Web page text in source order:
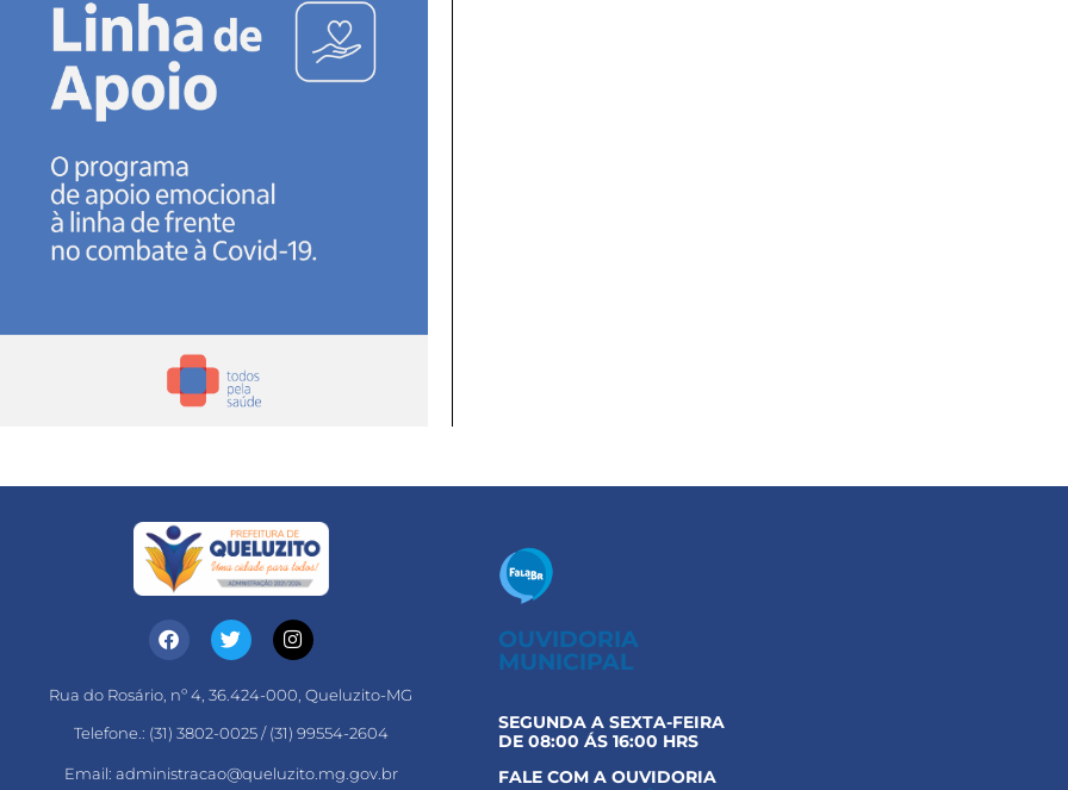
Rua do Rosário, nº 4, 36.424-000, Queluzito-MG
Telefone.: (31) 3802-0025 / (31) 99554-2604
Email: administracao@queluzito.mg.gov.br
OUVIDORIA
MUNICIPAL
SEGUNDA A SEXTA-FEIRA
DE 08:00 ÁS 16:00 HRS
FALE COM A OUVIDORIA